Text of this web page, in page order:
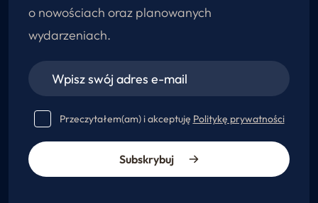
o nowościach oraz planowanych
wydarzeniach.
Przeczytałem(am) i akceptuję Politykę prywatności
Subskrybuj